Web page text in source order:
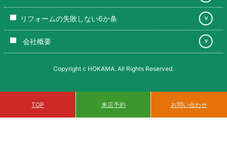
リフォームの失敗しない6か条 ＞
会社概要 ＞
Copyright c HOKAMA. All Rights Reserved.
TOP 来店予約 お問い合わせ